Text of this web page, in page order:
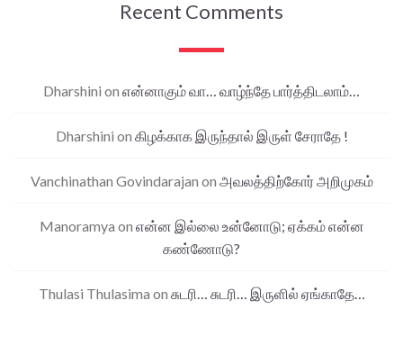
Recent Comments
Dharshini on என்னாகும் வா… வாழ்ந்தே பார்த்திடலாம்…
Dharshini on கிழக்காக இருந்தால் இருள் சேராதே !
Vanchinathan Govindarajan on அவலத்திற்கோர் அறிமுகம்
Manoramya on என்ன இல்லை உன்னோடு; ஏக்கம் என்ன
கண்ணோடு?
Thulasi Thulasima on சுடரி… சுடரி… இருளில் ஏங்காதே…